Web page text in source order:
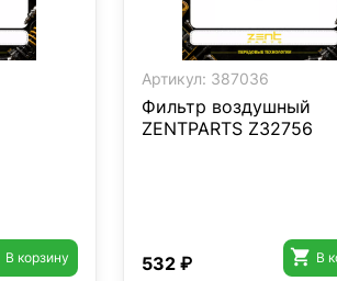
В корзину
Артикул: 387036
Фильтр воздушный
ZENTPARTS Z32756
532 ₽  В